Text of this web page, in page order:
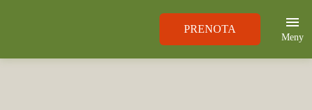
PRENOTA
Meny